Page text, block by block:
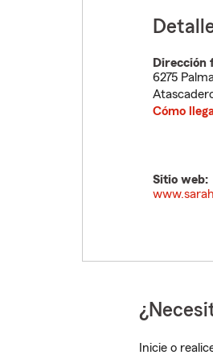
Dirección
6275
Cómo
Sitio web:
Inicie o